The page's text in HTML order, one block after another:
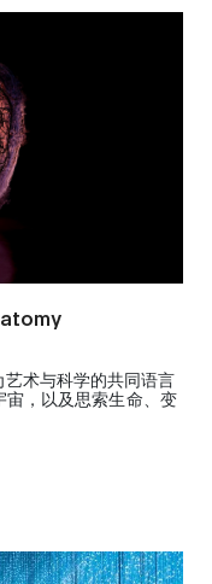
术与科学的共同语言
宙，以及思索生命、变